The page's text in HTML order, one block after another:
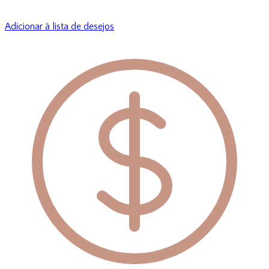
Adicionar à lista de desejos